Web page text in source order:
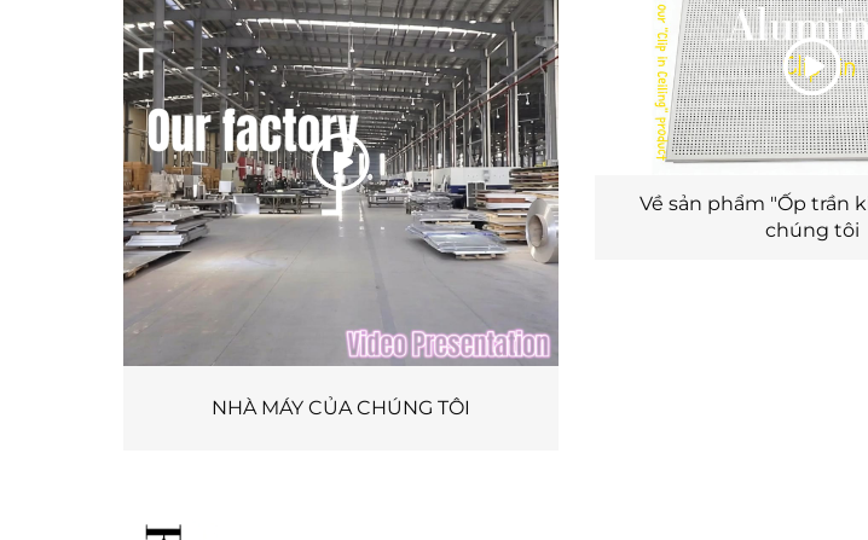
NHÀ MÁY CỦA CHÚNG TÔI
Về sản phẩm "Ốp trần
chúng tôi